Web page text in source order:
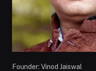
Founder: Vinod Jaiswal